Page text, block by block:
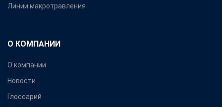
Линии макротравления
О КОМПАНИИ
О компании
Новости
Глоссарий